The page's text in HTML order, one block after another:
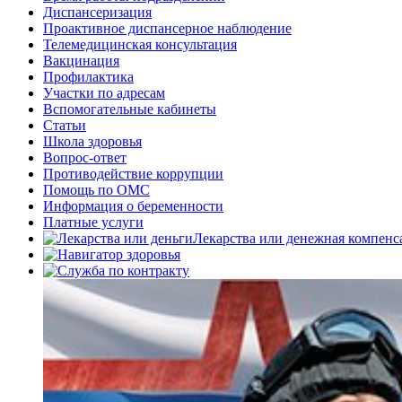
Диспансеризация
Проактивное диспансерное наблюдение
Телемедицинская консультация
Вакцинация
Профилактика
Участки по адресам
Вспомогательные кабинеты
Статьи
Школа здоровья
Вопрос-ответ
Противодействие коррупции
Помощь по ОМС
Информация о беременности
Платные услуги
Лекарства или денежная